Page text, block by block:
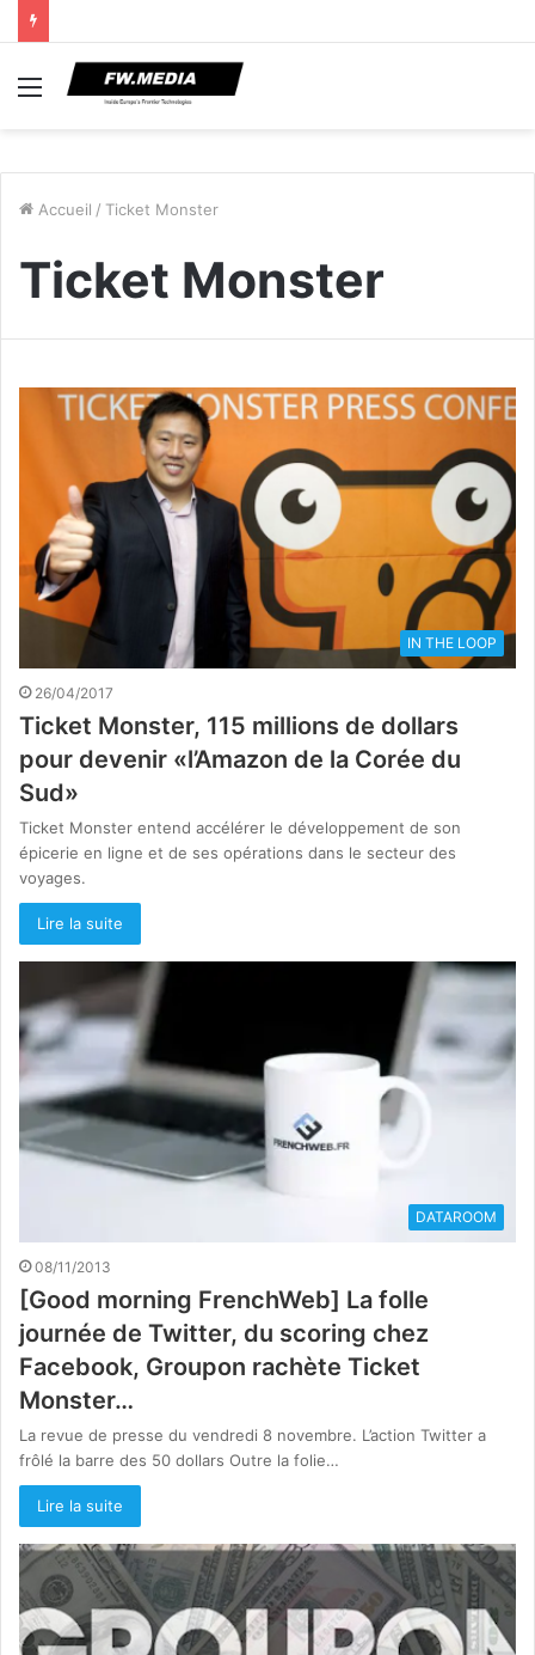
Menu
Accueil / Ticket Monster
Ticket Monster
IN THE LOOP
26/04/2017
Ticket Monster, 115 millions de dollars
pour devenir «l’Amazon de la Corée du
Sud»
Ticket Monster entend accélérer le développement de son
épicerie en ligne et de ses opérations dans le secteur des
voyages.
Lire la suite
DATAROOM
08/11/2013
[Good morning FrenchWeb] La folle
journée de Twitter, du scoring chez
Facebook, Groupon rachète Ticket
Monster…
La revue de presse du vendredi 8 novembre. L’action Twitter a
frôlé la barre des 50 dollars Outre la folie…
Lire la suite